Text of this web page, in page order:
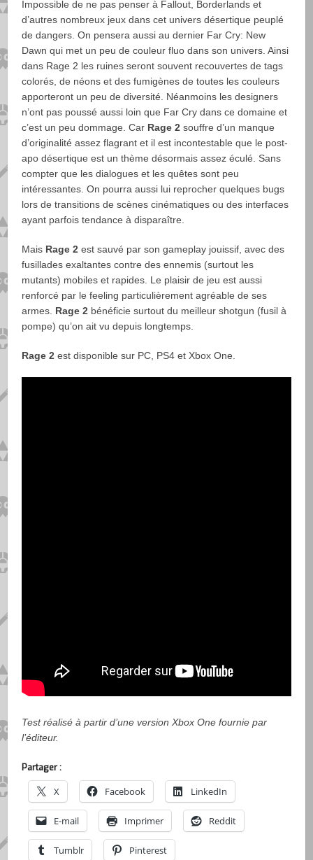
Impossible de ne pas penser à Fallout, Borderlands et
d’autres nombreux jeux dans cet univers désertique peuplé
de dangers. On pensera aussi au dernier Far Cry: New
Dawn qui met un peu de couleur fluo dans son univers. Ainsi
dans Rage 2 les ruines seront souvent recouvertes de tags
colorés, de néons et des fumigènes de toutes les couleurs
apporteront un peu de diversité. Néanmoins les designers
n’ont pas poussé aussi loin que Far Cry dans ce domaine et
c’est un peu dommage. Car Rage 2 souffre d’un manque
d’originalité assez flagrant et il est incontestable que le post-
apo désertique est un thème désormais assez éculé. Sans
compter que les dialogues et les quêtes sont peu
intéressantes. On pourra aussi lui reprocher quelques bugs
lors de transitions de scènes cinématiques ou des interfaces
ayant parfois tendance à disparaître.
Mais Rage 2est sauvé par son gameplay jouissif, avec des
fusillades exaltantes contre des ennemis (surtout les
mutants) mobiles et rapides. Le plaisir de jeu est aussi
renforcé par le feeling particulièrement agréable de ses
armes. Rage 2 bénéficie surtout du meilleur shotgun (fusil à
pompe) qu’on ait vu depuis longtemps.
Rage 2 est disponible sur PC, PS4 et Xbox One.
Test réalisé à partir d’une version Xbox One fournie par
l’éditeur.
Partager :
X Facebook LinkedIn
E-mail Imprimer Reddit
Tumblr Pinterest